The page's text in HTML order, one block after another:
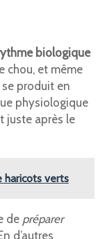
biologique
chou, et même
produit en
physiologique
juste après le
haricots verts
de préparer
d’autres